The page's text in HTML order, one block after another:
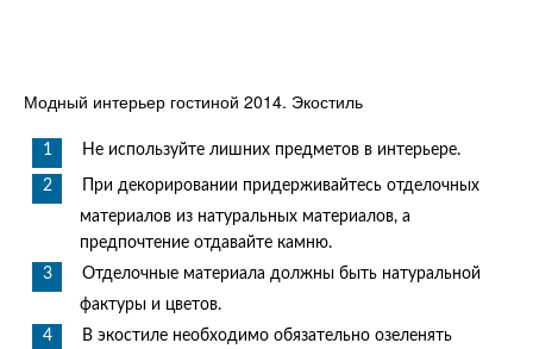
Модный интерьер гостиной 2014. Экостиль
Не используйте лишних предметов в интерьере.
При декорировании придерживайтесь отделочных
материалов из натуральных материалов, а
предпочтение отдавайте камню.
Отделочные материала должны быть натуральной
фактуры и цветов.
В экостиле необходимо обязательно озеленять